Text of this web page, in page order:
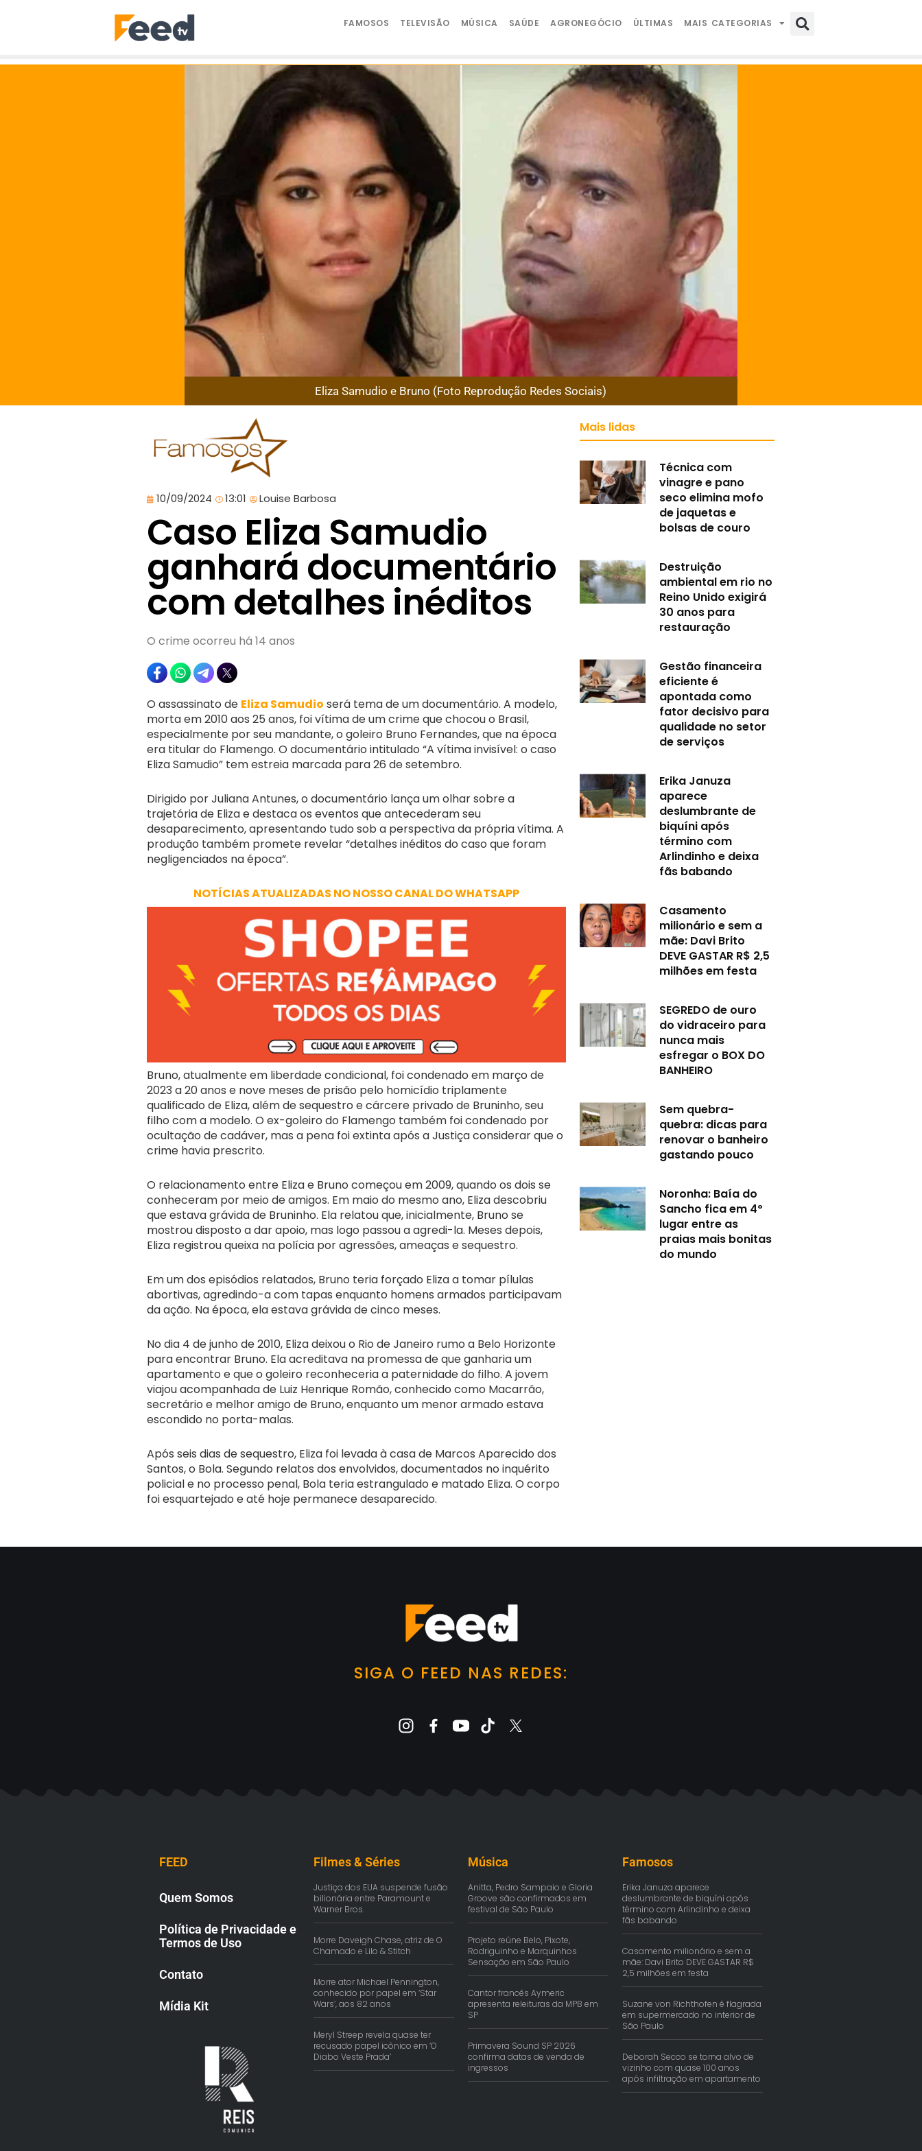
FAMOSOS TELEVISÃO MÚSICA SAÚDE AGRONEGÓCIO ÚLTIMAS MAIS CATEGORIAS
Eliza Samudio e Bruno (Foto Reprodução Redes Sociais)
10/09/2024 13:01 Louise Barbosa
Caso Eliza Samudio
ganhará documentário
com detalhes inéditos
O crime ocorreu há 14 anos
O assassinato de Eliza Samudio será tema de um documentário. A modelo,
morta em 2010 aos 25 anos, foi vítima de um crime que chocou o Brasil,
especialmente por seu mandante, o goleiro Bruno Fernandes, que na época
era titular do Flamengo. O documentário intitulado “A vítima invisível: o caso
Eliza Samudio” tem estreia marcada para 26 de setembro.
Dirigido por Juliana Antunes, o documentário lança um olhar sobre a
trajetória de Eliza e destaca os eventos que antecederam seu
desaparecimento, apresentando tudo sob a perspectiva da própria vítima. A
produção também promete revelar “detalhes inéditos do caso que foram
negligenciados na época”.
NOTÍCIAS ATUALIZADAS NO NOSSO CANAL DO WHATSAPP
Bruno, atualmente em liberdade condicional, foi condenado em março de
2023 a 20 anos e nove meses de prisão pelo homicídio triplamente
qualificado de Eliza, além de sequestro e cárcere privado de Bruninho, seu
filho com a modelo. O ex-goleiro do Flamengo também foi condenado por
ocultação de cadáver, mas a pena foi extinta após a Justiça considerar que o
crime havia prescrito.
O relacionamento entre Eliza e Bruno começou em 2009, quando os dois se
conheceram por meio de amigos. Em maio do mesmo ano, Eliza descobriu
que estava grávida de Bruninho. Ela relatou que, inicialmente, Bruno se
mostrou disposto a dar apoio, mas logo passou a agredi-la. Meses depois,
Eliza registrou queixa na polícia por agressões, ameaças e sequestro.
Em um dos episódios relatados, Bruno teria forçado Eliza a tomar pílulas
abortivas, agredindo-a com tapas enquanto homens armados participavam
da ação. Na época, ela estava grávida de cinco meses.
No dia 4 de junho de 2010, Eliza deixou o Rio de Janeiro rumo a Belo Horizonte
para encontrar Bruno. Ela acreditava na promessa de que ganharia um
apartamento e que o goleiro reconheceria a paternidade do filho. A jovem
viajou acompanhada de Luiz Henrique Romão, conhecido como Macarrão,
secretário e melhor amigo de Bruno, enquanto um menor armado estava
escondido no porta-malas.
Após seis dias de sequestro, Eliza foi levada à casa de Marcos Aparecido dos
Santos, o Bola. Segundo relatos dos envolvidos, documentados no inquérito
policial e no processo penal, Bola teria estrangulado e matado Eliza. O corpo
foi esquartejado e até hoje permanece desaparecido.
Mais lidas
Técnica com
vinagre e pano
seco elimina mofo
de jaquetas e
bolsas de couro
Destruição
ambiental em rio no
Reino Unido exigirá
30 anos para
restauração
Gestão financeira
eficiente é
apontada como
fator decisivo para
qualidade no setor
de serviços
Erika Januza
aparece
deslumbrante de
biquíni após
término com
Arlindinho e deixa
fãs babando
Casamento
milionário e sem a
mãe: Davi Brito
DEVE GASTAR R$ 2,5
milhões em festa
SEGREDO de ouro
do vidraceiro para
nunca mais
esfregar o BOX DO
BANHEIRO
Sem quebra-
quebra: dicas para
renovar o banheiro
gastando pouco
Noronha: Baía do
Sancho fica em 4º
lugar entre as
praias mais bonitas
do mundo
SIGA O FEED NAS REDES:
FEED
Quem Somos
Política de Privacidade e
Termos de Uso
Contato
Mídia Kit
Filmes & Séries
Justiça dos EUA suspende fusão
bilionária entre Paramount e
Warner Bros.
Morre Daveigh Chase, atriz de O
Chamado e Lilo & Stitch
Morre ator Michael Pennington,
conhecido por papel em ‘Star
Wars’, aos 82 anos
Meryl Streep revela quase ter
recusado papel icônico em ‘O
Diabo Veste Prada’
Música
Anitta, Pedro Sampaio e Gloria
Groove são confirmados em
festival de São Paulo
Projeto reúne Belo, Pixote,
Rodriguinho e Marquinhos
Sensação em São Paulo
Cantor francês Aymeric
apresenta releituras da MPB em
SP
Primavera Sound SP 2026
confirma datas de venda de
ingressos
Famosos
Erika Januza aparece
deslumbrante de biquíni após
término com Arlindinho e deixa
fãs babando
Casamento milionário e sem a
mãe: Davi Brito DEVE GASTAR R$
2,5 milhões em festa
Suzane von Richthofen é flagrada
em supermercado no interior de
São Paulo
Deborah Secco se torna alvo de
vizinho com quase 100 anos
após infiltração em apartamento